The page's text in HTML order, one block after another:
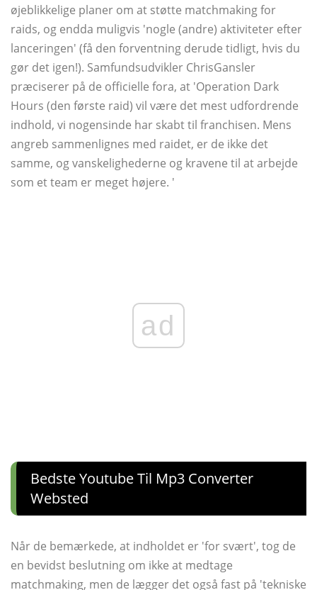
øjeblikkelige planer om at støtte matchmaking for
raids, og endda muligvis 'nogle (andre) aktiviteter efter
lanceringen' (få den forventning derude tidligt, hvis du
gør det igen!). Samfundsudvikler ChrisGansler
præciserer på de officielle fora, at 'Operation Dark
Hours (den første raid) vil være det mest udfordrende
indhold, vi nogensinde har skabt til franchisen. Mens
angreb sammenlignes med raidet, er de ikke det
samme, og vanskelighederne og kravene til at arbejde
som et team er meget højere. '
ad
Bedste Youtube Til Mp3 Converter
Websted
Når de bemærkede, at indholdet er 'for svært', tog de
en bevidst beslutning om ikke at medtage
matchmaking, men de lægger det også fast på 'tekniske